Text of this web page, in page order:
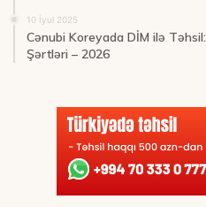
10 İyul 2025
Cənubi Koreyada DİM ilə
Şərtləri – 2026